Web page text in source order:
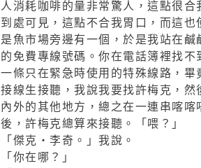
人消耗咖啡的量非常驚人，這點很
到處可見，這點不合我胃口，而這也
是魚市場旁邊有一個，於是我站在
的免費專線號碼。你在電話簿裡找不
一條只在緊急時使用的特殊線路，畢
接線生接聽，我說我要找許梅克，
內外的其他地方，總之在一連串喀
後，許梅克總算來接聽。「喂？」
「傑克‧李奇。」我說。
「你在哪？」